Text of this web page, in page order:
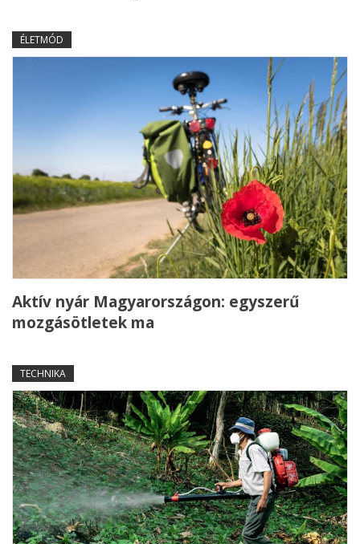
ÉLETMÓD
Aktív nyár Magyarországon: egyszerű
mozgásötletek ma
TECHNIKA